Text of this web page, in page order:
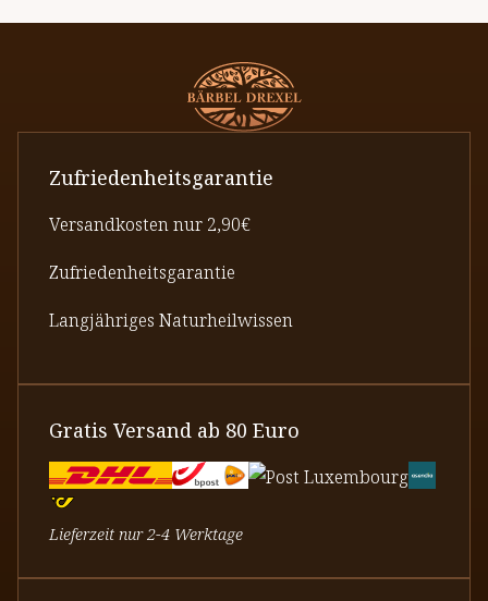
Zufriedenheitsgarantie
Versandkosten nur 2,90€
Zufriedenheitsgarantie
Langjähriges Naturheilwissen
Gratis Versand ab 80 Euro
Lieferzeit nur 2-4 Werktage